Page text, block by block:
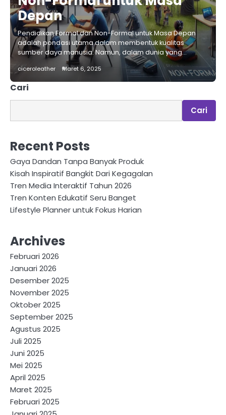
Depan
Pendidikan Formal dan Non-Formal untuk Masa Depan
adalah pondasi utama dalam membentuk kualitas
sumber daya manusia. Namun, dalam dunia yang…
ciceroleather Maret 6, 2025
Cari
Cari
Recent Posts
Gaya Dandan Tanpa Banyak Produk
Kisah Inspiratif Bangkit Dari Kegagalan
Tren Media Interaktif Tahun 2026
Tren Konten Edukatif Seru Banget
Lifestyle Planner untuk Fokus Harian
Archives
Februari 2026
Januari 2026
Desember 2025
November 2025
Oktober 2025
September 2025
Agustus 2025
Juli 2025
Juni 2025
Mei 2025
April 2025
Maret 2025
Februari 2025